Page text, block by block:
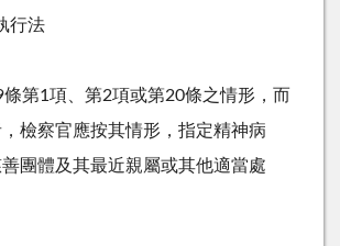
行法
條第1項、第2項或第20條之情形，而
檢察官應按其情形，指定精神病
團體及其最近親屬或其他適當處